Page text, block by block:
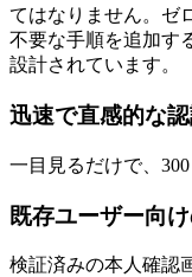
てはなりません。ゼ
不要な手順を追加す
設計されています。
迅速で直感的な
一目見るだけで、
既存ユーザー向
検証済みの本人確認